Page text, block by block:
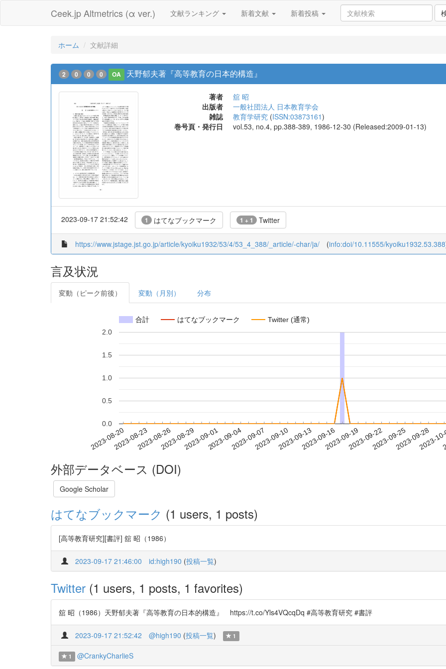
Ceek.jp Altmetrics (α ver.) 文献ランキング 新着文献 新着投稿
ホーム 文献詳細
2 0 0 0 OA 天野郁夫著『高等教育の日本的構造』
著者
舘 昭
出版者
一般社団法人 日本教育学会
雑誌
教育学研究 (ISSN:03873161)
巻号頁・発行日
vol.53, no.4, pp.388-389, 1986-12-30 (Released:2009-01-13)
2023-09-17 21:52:42 1 はてなブックマーク 1 + 1 Twitter
https://www.jstage.jst.go.jp/article/kyoiku1932/53/4/53_4_388/_article/-char/ja/ (info:doi/10.11555/kyoiku1932.53.388
言及状況
変動（ピーク前後） 変動（月別） 分布
合計 はてなブックマーク Twitter (通常)
2023-08-202023-08-232023-08-262023-08-292023-09-012023-09-042023-09-072023-09-102023-09-132023-09-162023-09-192023-09-222023-09-252023-09-28
2023-
0.0
0.5
1.0
1.5
2.0
外部データベース (DOI)
Google Scholar
はてなブックマーク (1 users, 1 posts)
[高等教育研究][書評] 舘 昭（1986）
2023-09-17 21:46:00 id:high190 (投稿一覧)
Twitter (1 users, 1 posts, 1 favorites)
舘 昭（1986）天野郁夫著『高等教育の日本的構造』 https://t.co/Yls4VQcqDq #高等教育研究 #書評
2023-09-17 21:52:42 @high190 (投稿一覧) 1
1 @CrankyCharlieS